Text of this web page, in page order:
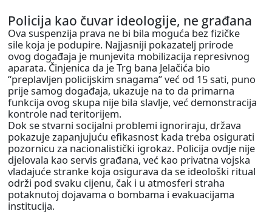
Policija kao čuvar ideologije, ne građana
Ova suspenzija prava ne bi bila moguća bez fizičke
sile koja je podupire. Najjasniji pokazatelj prirode
ovog događaja je munjevita mobilizacija represivnog
aparata. Činjenica da je Trg bana Jelačića bio
“preplavljen policijskim snagama” već od 15 sati, puno
prije samog događaja, ukazuje na to da primarna
funkcija ovog skupa nije bila slavlje, već demonstracija
kontrole nad teritorijem.
Dok se stvarni socijalni problemi ignoriraju, država
pokazuje zapanjujuću efikasnost kada treba osigurati
pozornicu za nacionalistički igrokaz. Policija ovdje nije
djelovala kao servis građana, već kao privatna vojska
vladajuće stranke koja osigurava da se ideološki ritual
održi pod svaku cijenu, čak i u atmosferi straha
potaknutoj dojavama o bombama i evakuacijama
institucija.